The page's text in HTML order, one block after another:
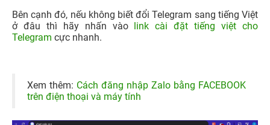
Bên cạnh đó, nếu không biết đổi Telegram sang tiếng Việt
ở đâu thì hãy nhấn vào link cài đặt tiếng việt cho
Telegram cực nhanh.
Xem thêm: Cách đăng nhập Zalo bằng FACEBOOK
trên điện thoại và máy tính